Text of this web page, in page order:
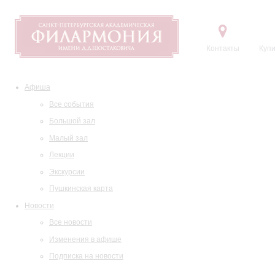
Контакты
Афиша
Все события
Большой зал
Малый зал
Лекции
Экскурсии
Пушкинская карта
Новости
Все новости
Изменения в афише
Подписка на новости